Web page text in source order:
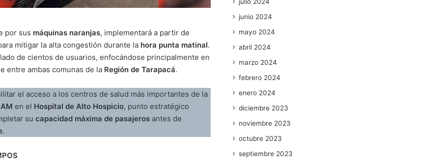
por sus máquinas naranjas, implementará a partir de
mitigar la alta congestión durante la hora punta matinal.
de cientos de usuarios, enfocándose principalmente en
entre ambas comunas de la Región de Tarapacá.
el acceso a los centros de salud más importantes de la
en el Hospital de Alto Hospicio, punto estratégico
su capacidad máxima de pasajeros antes de
.
junio 2024
mayo 2024
abril 2024
marzo 2024
febrero 2024
enero 2024
diciembre 2023
noviembre 2023
octubre 2023
septiembre 2023